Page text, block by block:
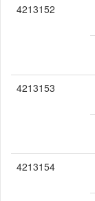
4213152
4213153
4213154